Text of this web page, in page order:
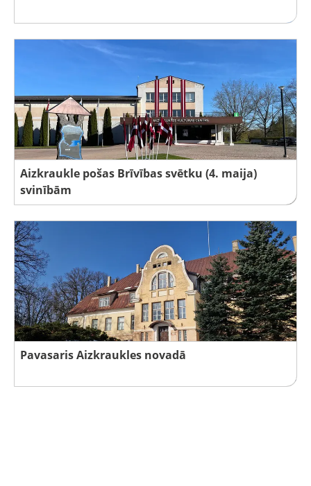
Aizkraukle pošas Brīvības svētku (4. maija)
svinībām
Pavasaris Aizkraukles novadā